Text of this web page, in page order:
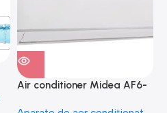
Air conditioner Midea AF6-